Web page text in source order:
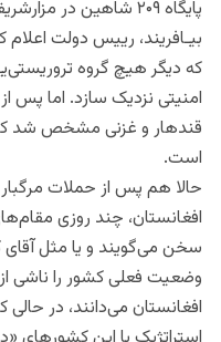
پایگاه ۲۰۹ شاهین در
بیـافریند، رییس دولت
که دیگر هیچ گروه
امنیتی نزدیک سازد. اما پس
قندهار و غزنی مشخص شد که
است.
حالا هم پس از حملات
افغانستان، چند روزی
سخن می‌گویند و یا مثل آقای
وضعیت فعلی کشور را ناشی
افغانستان می‌دانند، در